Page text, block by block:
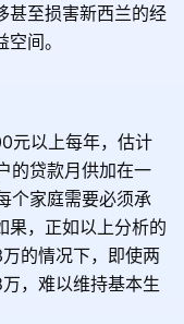
甚至损害新西兰的经
间。
元以上每年，估计
的贷款月供加在一
个家庭需要必须承
果，正如以上分析的
万的情况下，即使两
万，难以维持基本生